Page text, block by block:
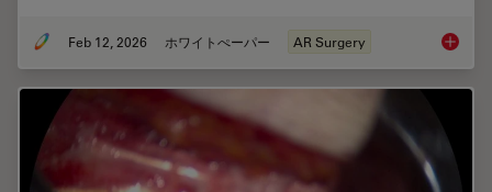
Feb 12, 2026 ホワイトぺーパー AR Surgery